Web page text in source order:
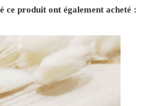
ce produit ont également acheté :